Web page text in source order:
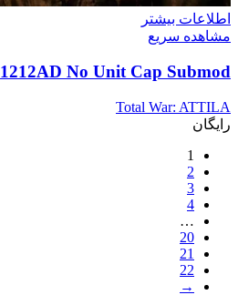
اطلاعات بیشتر
مشاهده سریع
1212AD No Unit Cap Submod
Total War: ATTILA
رایگان
1
2
3
4
…
20
21
22
→